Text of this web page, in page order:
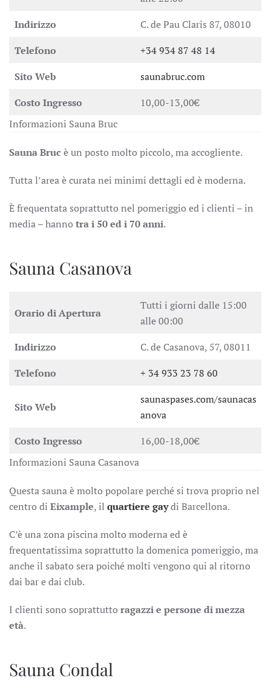
Indirizzo
C. de Pau Claris 87, 08010
Telefono
+34 934 87 48 14
Sito Web
saunabruc.com
Costo Ingresso
10,00-13,00€
Informazioni Sauna Bruc
Sauna Bruc è un posto molto piccolo, ma accogliente.
Tutta l’area è curata nei minimi dettagli ed è moderna.
È frequentata soprattutto nel pomeriggio ed i clienti – in
media – hanno tra i 50 ed i 70anni.
Sauna Casanova
Orario di Apertura
Tutti i giorni dalle 15:00
alle 00:00
Indirizzo
C. de Casanova, 57, 08011
Telefono
+ 34 933 23 78 60
Sito Web
saunaspases.com/saunacas
anova
Costo Ingresso
16,00-18,00€
Informazioni Sauna Casanova
Questa sauna è molto popolare perché si trova proprio nel
centro di Eixample, il quartiere gaydi Barcellona.
C’è una zona piscina molto moderna ed è
frequentatissima soprattutto la domenica pomeriggio, ma
anche il sabato sera poiché molti vengono qui al ritorno
dai bar e dai club.
I clienti sono soprattutto ragazzi e persone di mezza
età.
Sauna Condal